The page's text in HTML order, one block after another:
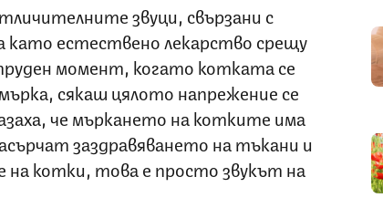
звуци, свързани с
естествено лекарство срещу
момент, когато котката се
сякаш цялото напрежение се
че мъркането на котките има
заздравяването на тъкани и
котки, това е просто звукът на